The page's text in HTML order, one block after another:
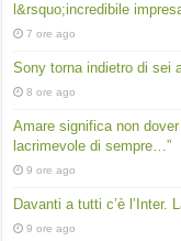
l&rsquo;incredibile
7 ore ago
Sony torna indietro di sei
8 ore ago
Amare significa non
lacrimevole di sempre…”
9 ore ago
Davanti a tutti c’è l’Inter.
9 ore ago